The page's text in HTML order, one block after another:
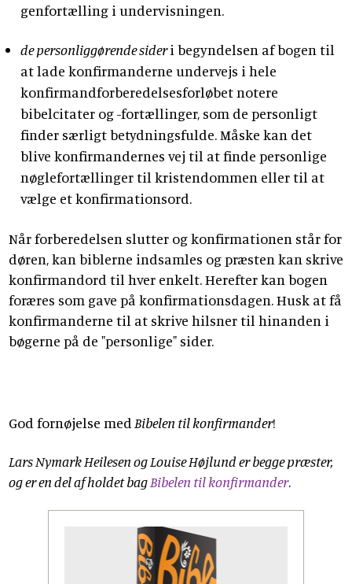
genfortælling i undervisningen.
de personliggørende sideri begyndelsen af bogen til
at lade konfirmanderne undervejs i hele
konfirmandforberedelsesforløbet notere
bibelcitater og -fortællinger, som de personligt
finder særligt betydningsfulde. Måske kan det
blive konfirmandernes vej til at finde personlige
nøglefortællinger til kristendommen eller til at
vælge et konfirmationsord.
Når forberedelsen slutter og konfirmationen står for
døren, kan biblerne indsamles og præsten kan skrive
konfirmandord til hver enkelt. Herefter kan bogen
foræres som gave på konfirmationsdagen. Husk at få
konfirmanderne til at skrive hilsner til hinanden i
bøgerne på de "personlige" sider.
God fornøjelse med Bibelen til konfirmander!
Lars Nymark Heilesen og Louise Højlund er begge præster,
og er en del af holdet bagBibelen til konfirmander.